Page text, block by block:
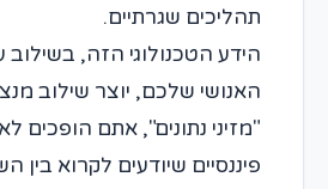
תהליכים שגרתיים.
הידע הטכנולוגי הזה,
האנושי שלכם, יוצר שילוב
"מזיני נתונים", אתם הופכים
פיננסיים שיודעים לקרוא בין